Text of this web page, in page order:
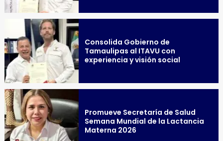
Consolida Gobierno de
Tamaulipas al ITAVU con
experiencia y visión social
Promueve Secretaría de Salud
Semana Mundial de la Lactancia
Materna 2026